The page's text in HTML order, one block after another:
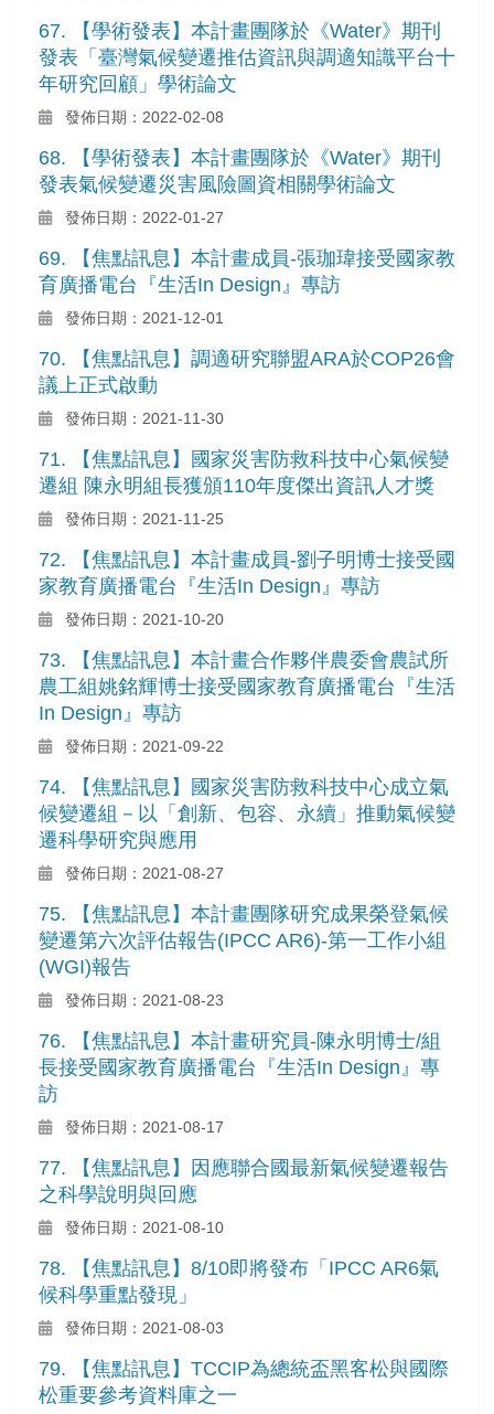
67. 【學術發表】本計畫團隊於《Water》期刊
發表「臺灣氣候變遷推估資訊與調適知識平台十
年研究回顧」學術論文
發佈日期：2022-02-08
68. 【學術發表】本計畫團隊於《Water》期刊
發表氣候變遷災害風險圖資相關學術論文
發佈日期：2022-01-27
69. 【焦點訊息】本計畫成員-張珈瑋接受國家教
育廣播電台『生活In Design』專訪
發佈日期：2021-12-01
70. 【焦點訊息】調適研究聯盟ARA於COP26會
議上正式啟動
發佈日期：2021-11-30
71. 【焦點訊息】國家災害防救科技中心氣候變
遷組 陳永明組長獲頒110年度傑出資訊人才獎
發佈日期：2021-11-25
72. 【焦點訊息】本計畫成員-劉子明博士接受國
家教育廣播電台『生活In Design』專訪
發佈日期：2021-10-20
73. 【焦點訊息】本計畫合作夥伴農委會農試所
農工組姚銘輝博士接受國家教育廣播電台『生活
In Design』專訪
發佈日期：2021-09-22
74. 【焦點訊息】國家災害防救科技中心成立氣
候變遷組－以「創新、包容、永續」推動氣候變
遷科學研究與應用
發佈日期：2021-08-27
75. 【焦點訊息】本計畫團隊研究成果榮登氣候
變遷第六次評估報告(IPCC AR6)-第一工作小組
(WGI)報告
發佈日期：2021-08-23
76. 【焦點訊息】本計畫研究員-陳永明博士/組
長接受國家教育廣播電台『生活In Design』專
訪
發佈日期：2021-08-17
77. 【焦點訊息】因應聯合國最新氣候變遷報告
之科學說明與回應
發佈日期：2021-08-10
78. 【焦點訊息】8/10即將發布「IPCC AR6氣
候科學重點發現」
發佈日期：2021-08-03
79. 【焦點訊息】TCCIP為總統盃黑客松與國際
松重要參考資料庫之一